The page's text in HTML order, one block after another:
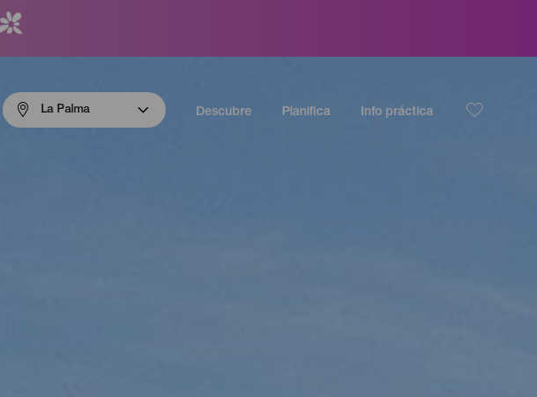
La Palma Descubre Planifica Info práctica